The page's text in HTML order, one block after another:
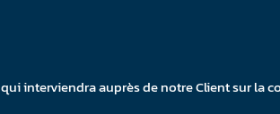
interviendra auprès de notre Client sur